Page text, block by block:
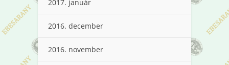
2017. január
2016. december
2016. november